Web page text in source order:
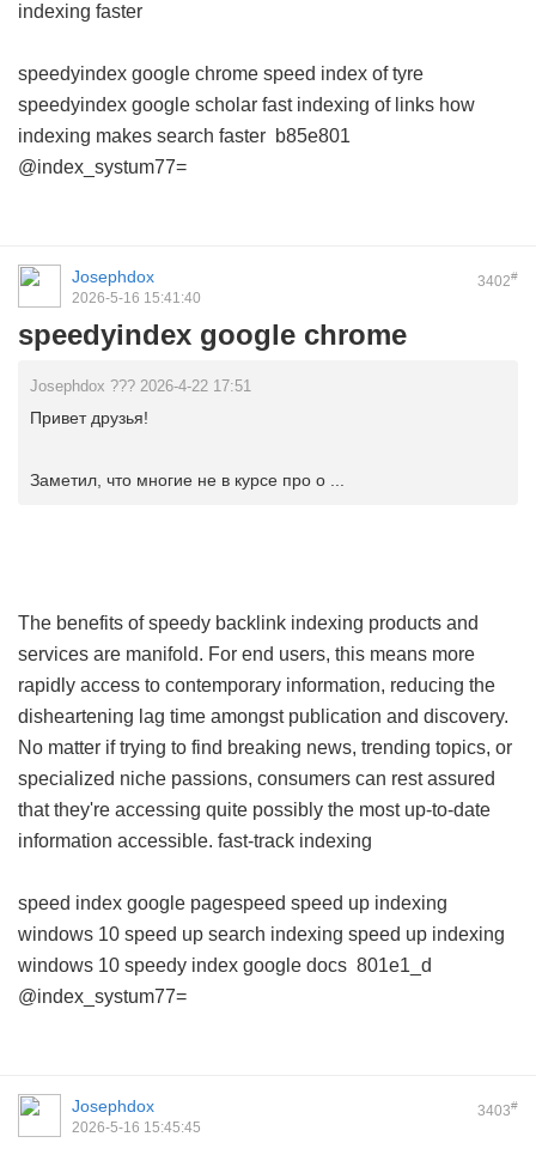
indexing faster
speedyindex google chrome speed index of tyre
speedyindex google scholar fast indexing of links how
indexing makes search faster b85e801
@index_systum77=
3402#
Josephdox
2026-5-16 15:41:40
speedyindex google chrome
Josephdox ??? 2026-4-22 17:51
Привет друзья!
Заметил, что многие не в курсе про о ...
The benefits of speedy backlink indexing products and
services are manifold. For end users, this means more
rapidly access to contemporary information, reducing the
disheartening lag time amongst publication and discovery.
No matter if trying to find breaking news, trending topics, or
specialized niche passions, consumers can rest assured
that they're accessing quite possibly the most up-to-date
information accessible. fast-track indexing
speed index google pagespeed speed up indexing
windows 10 speed up search indexing speed up indexing
windows 10 speedy index google docs 801e1_d
@index_systum77=
3403#
Josephdox
2026-5-16 15:45:45